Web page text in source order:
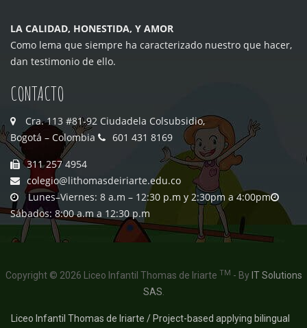
LA CALIDAD, HONESTIDA, Y AMOR
Como lema que siempre ha caracterizado nuestro que hacer,
dan testimonio de ello.
CONTACTO
Cra. 113 #81-92 Ciudadela Colsubsidio,
Bogotá – Colombia
601 431 8169
311 257 4954
colegio@lithomasdeiriarte.edu.co
Lunes–Viernes: 8 a.m – 12:30 p.m y 2:30pm a 4:00pm
Sábados: 8:00 a.m a 12:30 p.m
Copyright © 2026 Liceo Infantil Thomas de Iriarte TM - By IT Solutions
SAS
Liceo Infantil Thomas de Iriarte / Project-based applying bilingual